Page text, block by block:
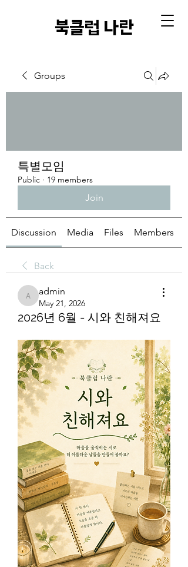
​북클럽 나란
Groups
특별모임
Public · 19 members
Join
Discussion Media Files Members
Back
admin
admin
May 21, 2026
2026년 6월 - 시와 친해져요